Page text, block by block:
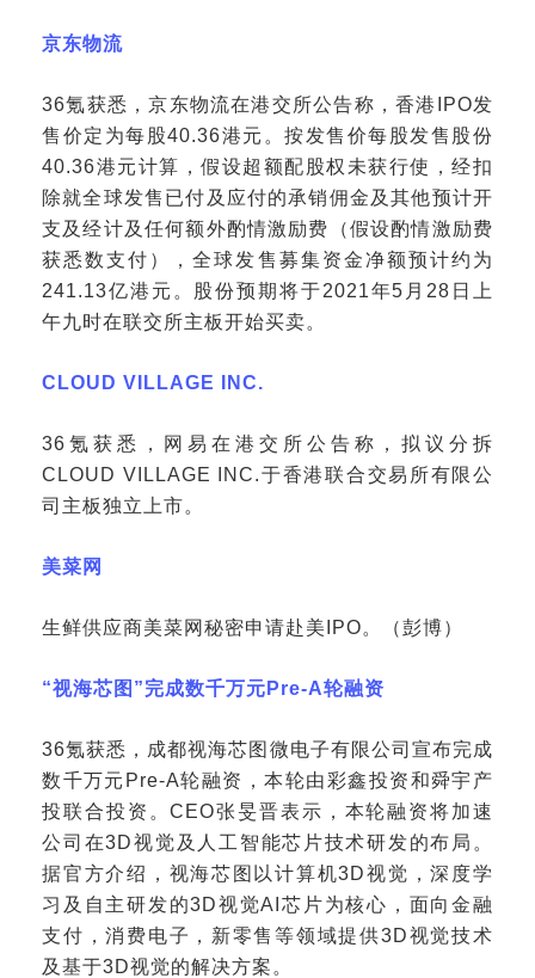
京东物流
36氪获悉，京东物流在港交所公告称，香港IPO发
售价定为每股40.36港元。按发售价每股发售股份
40.36港元计算，假设超额配股权未获行使，经扣
除就全球发售已付及应付的承销佣金及其他预计开
支及经计及任何额外酌情激励费（假设酌情激励费
获悉数支付），全球发售募集资金净额预计约为
241.13亿港元。股份预期将于2021年5月28日上
午九时在联交所主板开始买卖。
CLOUD VILLAGE INC.
36氪获悉，网易在港交所公告称，拟议分拆
CLOUD VILLAGE INC.于香港联合交易所有限公
司主板独立上市。
美菜网
生鲜供应商美菜网秘密申请赴美 IPO。（彭博）
“视海芯图”完成数千万元Pre-A轮融资
36氪获悉，成都视海芯图微电子有限公司宣布完成
数千万元Pre-A轮融资，本轮由彩鑫投资和舜宇产
投联合投资。CEO张旻晋表示，本轮融资将加速
公司在3D视觉及人工智能芯片技术研发的布局。
据官方介绍，视海芯图以计算机3D视觉，深度学
习及自主研发的3D视觉AI芯片为核心，面向金融
支付，消费电子，新零售等领域提供3D视觉技术
及基于3D视觉的解决方案。